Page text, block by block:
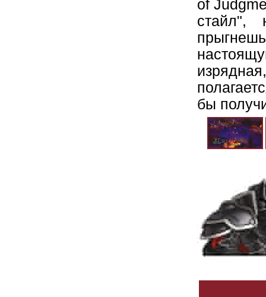
of
стайл",
бы